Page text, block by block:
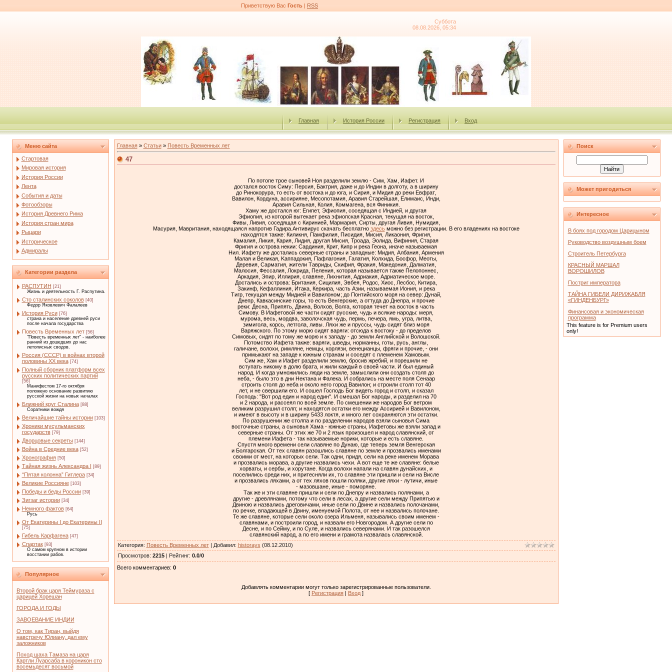
Приветствую Вас Гость | RSS
Суббота
08.08.2026, 05:34
Главная История России Регистрация Вход
Меню сайта
Стартовая
Мировая история
История России
Лента
События и даты
Фотообзоры
История Древнего Рима
История стран мира
Рыцари
Историческое
Адмиралы
Категории раздела
РАСПУТИН [21]
Жизнь и деятельность Г. Распутина.
Сто сталинских соколов [40]
Федор Яковлевич Фалалеев
История Руси [76]
страна и население древней руси
после начала государства
Повесть Временных лет [56]
"Повесть временных лет" - наиболее
ранний из дошедших до нас
летописных сводов.
Россия (СССР) в войнах второй
половины XX века [74]
Полный сборник платформ всех
русских политических партий
[56]
Манифестом 17-го октября
положено основание развитию
русской жизни на новых началах
Ближний круг Сталина [88]
Соратники вождя
Величайшие тайны истории [103]
Хроники мусульманских
государств [79]
Дворцовые секреты [144]
Война в Средние века [52]
Хронография [50]
Тайная жизнь Александра I [89]
“Пятая колонна” Гитлера [34]
Великие Россияне [103]
Победы и беды России [39]
Зигзаг истории [34]
Немного фактов [64]
Русь
От Екатерины I до Екатерины II
[75]
Гибель Карфагена [47]
Спартак [93]
О самом крупном в истории
восстании рабов.
Популярное
Второй брак царя Теймураза с
царицей Хорешан
ГОРОДА И ГОДЫ
ЗАВОЕВАНИЕ ИНДИИ
О том, как Тиран, выйдя
навстречу Юлиану, дал ему
заложников
Поход шаха Тамаза на царя
Картли Луарсаба в короникон сто
восемьдесят восьмой
Главная» Статьи» Повесть Временных лет
47
По потопе трое сыновей Ноя разделили землю - Сим, Xaм, Иaфeт. И
достался восток Симу: Персия, Бактрия, даже и до Индии в долготу, а в ширину
до Ринокорура, то есть от востока и до юга, и Сирия, и Мидия до реки Евфрат,
Вавилон, Кордуна, ассирияне, Месопотамия, Аравия Старейшая, Елимаис, Инди,
Аравия Сильная, Колия, Коммагена, вся Финикия.
Хаму же достался юг: Египет, Эфиопия, соседящая с Индией, и другая
Эфиопия, из которой вытекает река эфиопская Красная, текущая на восток,
Фивы, Ливия, соседящая с Киринией, Мармария, Сирты, другая Ливия, Нумидия,
Масурия, Мавритания, находящаяся напротив Гадира.Антивирус скачать бесплатно здесьможно без регистрации. B его владениях на востоке
находятся также: Киликня, Памфилия, Писидия, Мисия, Ликаония, Фригия,
Камалия, Ликия, Кария, Лидия, другая Мисия, Троада, Эолидa, Bифиния, Старая
Фpигия и острова нeкии: Сардиния, Крит, Кипр и река Геона, иначе называемая
Нил. Иафету же достались северные страны и западные: Mидия, Албания, Армения
Малая и Великая, Kaппaдoкия, Пaфлaгoния, Гaлaтия, Колхида, Босфор, Meoты,
Дepeвия, Capмaтия, жители Тавриды, Cкифия, Фракия, Македония, Далматия,
Малосия, Фессалия, Локрида, Пеления, которая называется также Пелопоннес,
Аркадия, Эпир, Иллирия, славяне, Лихнития, Адриакия, Адриатическое море.
Достались и острова: Британия, Сицилия, Эвбея, Родос, Хиос, Лесбос, Китира,
Закинф, Кефаллиния, Итака, Керкира, часть Азии, называемая Иония, и река
Тигр, текущая между Мидией и Вавилоном; до Понтийского моря на север: Дунай,
Днепр, Кавкасинские горы, то есть Венгерские, а оттуда до Днепра, и прочие
реки: Десна, Припять, Двина, Волхов, Волга, которая течет на восток в часть
Симову. В Иафетовой же части сидят русские, чудь и всякие народы: меря,
мурома, весь, мордва, заволочская чудь, пермь, печера, ямь, угра, литва,
зимигола, корсь, летгола, ливы. Ляхи же и пруссы, чудь сидят близ моря
Варяжского. По этому морю сидят варяги: отсюда к востоку - до пределов
Симовых, сидят по тому же морю и к западу - до земли Английской и Волошской.
Потомство Иафета также: варяги, шведы, норманны, готы, русь, англы,
галичане, волохи, римляне, немцы, корлязи, венецианцы, фряги и прочие, - они
примыкают на западе к южным странам и соседят с племенем Хамовым.
Сим же, Хам и Иафет разделили землю, бросив жребий, и порешили не
вступать никому в долю брата, и жили каждый в своей части. И был единый
народ. И когда умножились люди на земле, замыслили они создать столп до
неба, - было это в дни Нектана и Фалека. И собрались на месте поля Сенаар
строить столп до неба и около него город Вавилон; и строили столп тот 40
лет, и не свершили его. И сошел Господь Бог видеть город и столп, и сказал
Господь: "Вот род един и народ един". И смешал Бог народы, и разделил на 70
и 2 народа, и рассеял по всей земле. По смешении же народов Бог ветром
великим разрушил столп; и находятся остатки его между Ассирией и Вавилоном,
и имеют в высоту и в ширину 5433 локтя, и много лет сохраняются эти остатки.
По разрушении же столпа и по разделении народов взяли сыновья Сима
восточные страны, а сыновья Хама - южные страны, Иафетовы же взяли запад и
северные страны. От этих же 70 и 2 язык произошел и народ славянский, от
племени Иафета - так называемые норики, которые и есть славяне.
Спустя много времени сели славяне по Дунаю, где теперь земля Венгерская
и Болгарская. От тех славян разошлись славяне по земле и прозвались именами
своими от мест, на которых сели. Так одни, придя, сели на реке именем Морава
и прозвались морава, а другие назвались чехи. А вот еще те же славяне: белые
хорваты, и сербы, и хорутане. Когда волохи напали на славян дунайских, и
поселились среди них, и притесняли их, то славяне эти пришли и сели на Висле
и прозвались ляхами, а от тех ляхов пошли поляки, другие ляхи - лутичи, иные
- мазовшане, иные - поморяне.
Так же и эти славяне пришли и сели по Днепру и назвались полянами, а
другие - древлянами, потому что сели в лесах, а другие сели между Припятью и
Двиною и назвались дреговичами, иные сели по Двине и назвались полочанами,
по речке, впадающей в Двину, именуемой Полота, от нее и назвались полочане.
Те же славяне, которые сели около озера Ильменя, назывались своим именем -
славянами, и построили город, и назвали его Новгородом. А другие сели по
Десне, и по Сейму, и по Суле, и назвались северянами. И так разошелся
славянский народ, а по его имени и грамота назвалась славянской.
Категория: Повесть Временных лет| Добавил: historays (08.12.2010)
Просмотров: 2215| Рейтинг: 0.0/0
Всего комментариев: 0
Добавлять комментарии могут только зарегистрированные пользователи.
[ Регистрация | Вход ]
Поиск
Может пригодиться
Интересное
В боях под городом Царицыном
Руководство воздушным боем
Строитель Петербурга
КРАСНЫЙ МАРШАЛ
ВОРОШИЛОВ
Постриг императора
ТАЙНА ГИБЕЛИ ДИРИЖАБЛЯ
«ГИНДЕНБУРГ»
Финансовая и экономическая
программа
This feature is for Premium users
only!